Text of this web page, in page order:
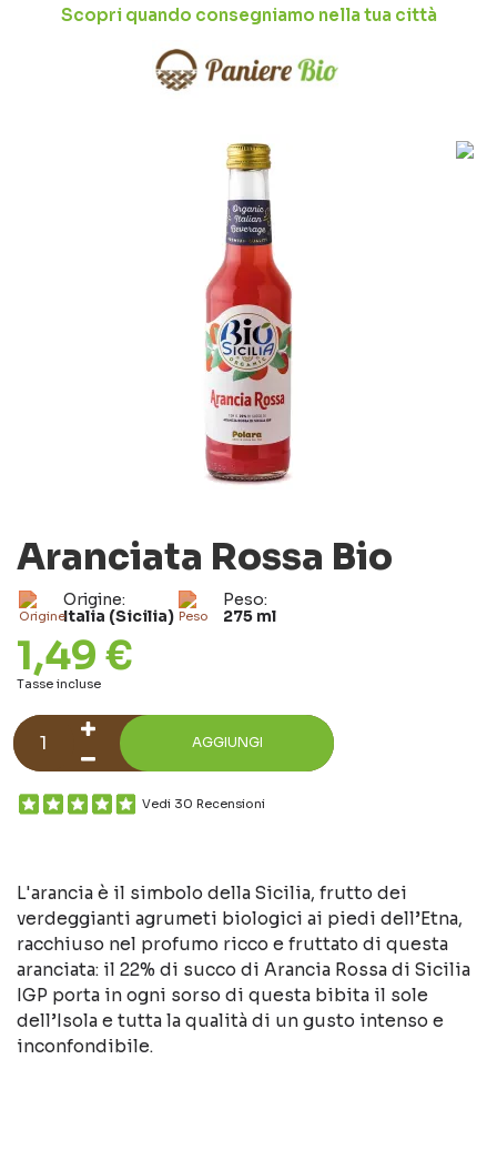
Scopri quando consegniamo nella tua città
Aranciata Rossa Bio
Origine:
Italia (Sicilia)
Peso:
275 ml
1,49 €
Tasse incluse
AGGIUNGI
Vedi 30 Recensioni
L'arancia è il simbolo della Sicilia, frutto dei
verdeggianti agrumeti biologici ai piedi dell’Etna,
racchiuso nel profumo ricco e fruttato di questa
aranciata: il 22% di succo di Arancia Rossa di Sicilia
IGP porta in ogni sorso di questa bibita il sole
dell’Isola e tutta la qualità di un gusto intenso e
inconfondibile.